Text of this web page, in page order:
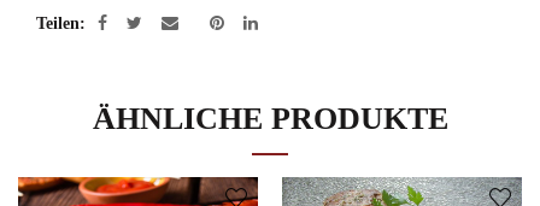
Teilen
ÄHNLICHE PRODUKTE